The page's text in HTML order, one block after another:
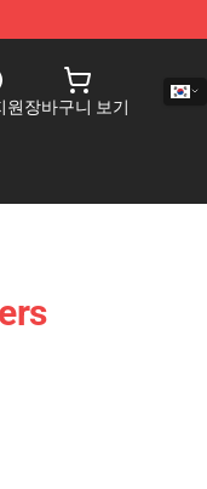
원장바구니 보기